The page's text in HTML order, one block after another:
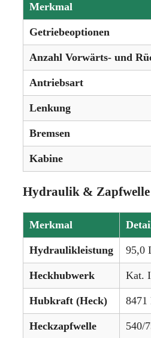
Merkmal
Getriebeoptionen
Anzahl Vorwärts- und
Antriebsart
Lenkung
Bremsen
Kabine
Hydraulik & Zapfwelle
Merkmal
Hydraulikleistung 95,0
Heckhubwerk Kat.
Hubkraft (Heck) 8471
Heckzapfwelle 540/